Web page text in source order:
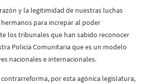
y la legitimidad de nuestras luchas
para increpar al poder
los tribunales que han sabido reconocer
Policía Comunitaria que es un modelo
nacionales e internacionales.
por esta agónica legislatura,